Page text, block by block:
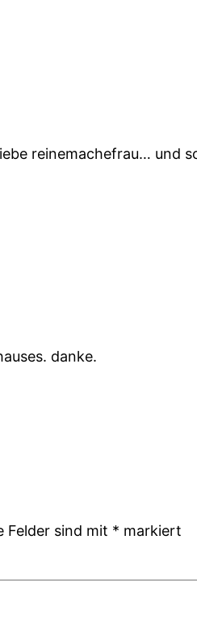
reinemachefrau… und
danke.
Felder sind mit * markiert